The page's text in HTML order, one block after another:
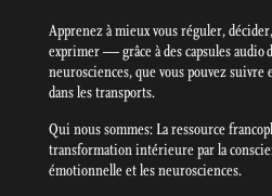
Apprenez à mieux vous réguler,
exprimer — grâce à des capsules audio
neurosciences, que vous pouvez
dans les transports.
Qui nous sommes: La ressource
transformation intérieure par la
émotionnelle et les neurosciences.